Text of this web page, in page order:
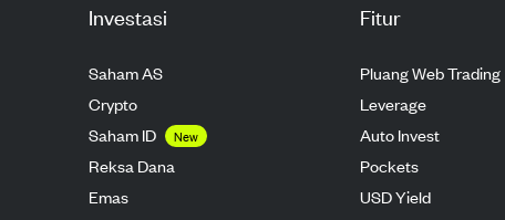
Investasi
Saham AS
Crypto
Saham ID
New
Reksa Dana
Emas
Fitur
Pluang Web Trading
Leverage
Auto Invest
Pockets
USD Yield